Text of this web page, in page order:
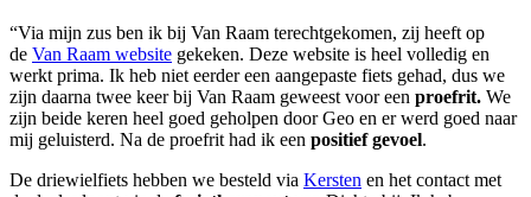
“Via mijn zus ben ik bij Van Raam terechtgekomen, zij heeft op
de Van Raam website gekeken. Deze website is heel volledig en
werkt prima. Ik heb niet eerder een aangepaste fiets gehad, dus we
zijn daarna twee keer bij Van Raam geweest voor een proefrit. We
zijn beide keren heel goed geholpen door Geo en er werd goed naar
mij geluisterd. Na de proefrit had ik een positief gevoel.
De driewielfiets hebben we besteld via Kersten en het contact met